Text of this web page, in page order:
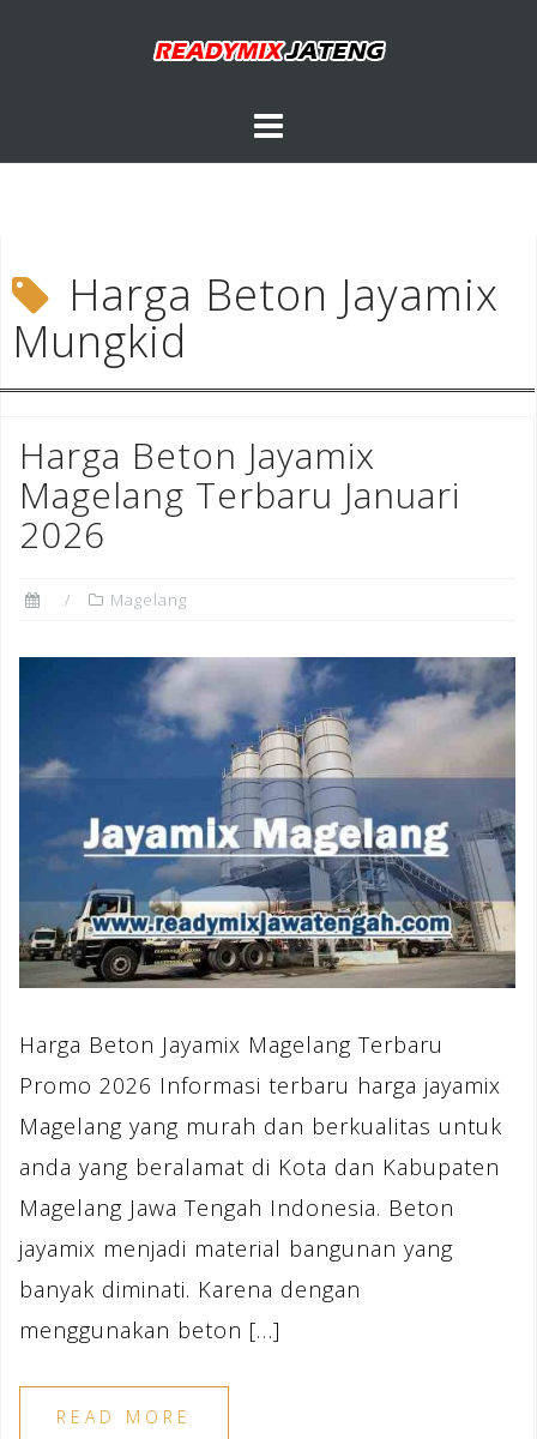
Harga Beton Jayamix
Mungkid
Harga Beton Jayamix
Magelang Terbaru Januari
2026
Magelang
Harga Beton Jayamix Magelang Terbaru
Promo 2026 Informasi terbaru harga jayamix
Magelang yang murah dan berkualitas untuk
anda yang beralamat di Kota dan Kabupaten
Magelang Jawa Tengah Indonesia. Beton
jayamix menjadi material bangunan yang
banyak diminati. Karena dengan
menggunakan beton […]
READ MORE